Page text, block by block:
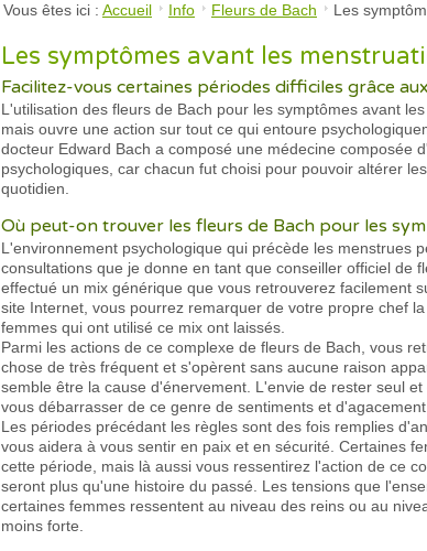
Vous êtes ici : Accueil Info Fleurs de Bach Les
Les symptômes avant les
Facilitez-vous certaines périodes difficiles grâce
L'utilisation des fleurs de Bach pour les symptômes avant
mais ouvre une action sur tout ce qui entoure
docteur Edward Bach a composé une médecine composée
psychologiques, car chacun fut choisi pour pouvoir altérer
quotidien.
Où peut-on trouver les fleurs de Bach pour les
L'environnement psychologique qui précède les menstrues
consultations que je donne en tant que conseiller officiel de
effectué un mix générique que vous retrouverez facilement
site Internet, vous pourrez remarquer de votre propre chef
femmes qui ont utilisé ce mix ont laissés.
Parmi les actions de ce complexe de fleurs de Bach, vous
chose de très fréquent et s'opèrent sans aucune raison
semble être la cause d'énervement. L'envie de rester seul
vous débarrasser de ce genre de sentiments et d'agacement.
Les périodes précédant les règles sont des fois remplies
vous aidera à vous sentir en paix et en sécurité. Certaines
cette période, mais là aussi vous ressentirez l'action de ce
seront plus qu'une histoire du passé. Les tensions que
certaines femmes ressentent au niveau des reins ou au
moins forte.